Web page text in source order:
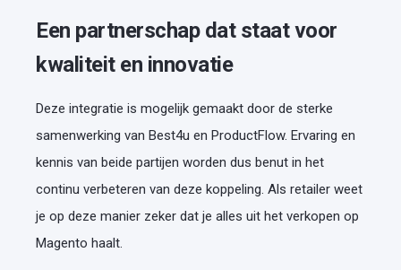
Een partnerschap dat staat voor
kwaliteit en innovatie
Deze integratie is mogelijk gemaakt door de sterke
samenwerking van Best4u en ProductFlow. Ervaring en
kennis van beide partijen worden dus benut in het
continu verbeteren van deze koppeling. Als retailer weet
je op deze manier zeker dat je alles uit het verkopen op
Magento haalt.